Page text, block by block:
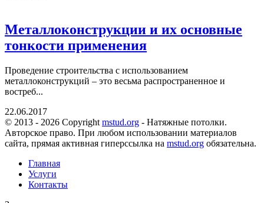
Металлоконструкции и их основные
тонкости применения
Проведение строительства с использованием
металлоконструкций – это весьма распространенное и
востреб...
22.06.2017
© 2013 - 2026 Copyright mstud.org - Натяжные потолки.
Авторское право. При любом использовании материалов
сайта, прямая активная гиперссылка на mstud.org обязательна.
Главная
Услуги
Контакты